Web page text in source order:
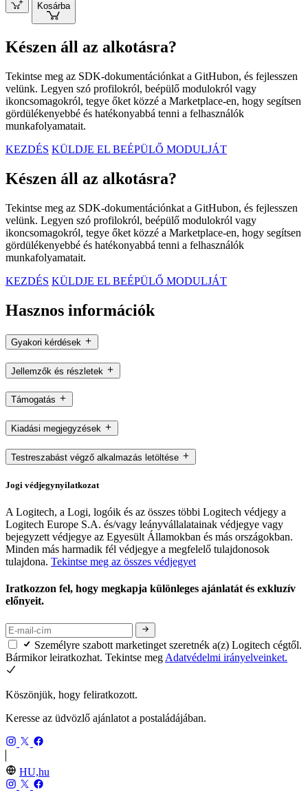
Kosárba
Készen áll az alkotásra?
Tekintse meg az SDK-dokumentációnkat a GitHubon, és fejlesszen
velünk. Legyen szó profilokról, beépülő modulokról vagy
ikoncsomagokról, tegye őket közzé a Marketplace-en, hogy segítsen
gördülékenyebbé és hatékonyabbá tenni a felhasználók
munkafolyamatait.
KEZDÉS KÜLDJE EL BEÉPÜLŐ MODULJÁT
Készen áll az alkotásra?
Tekintse meg az SDK-dokumentációnkat a GitHubon, és fejlesszen
velünk. Legyen szó profilokról, beépülő modulokról vagy
ikoncsomagokról, tegye őket közzé a Marketplace-en, hogy segítsen
gördülékenyebbé és hatékonyabbá tenni a felhasználók
munkafolyamatait.
KEZDÉS KÜLDJE EL BEÉPÜLŐ MODULJÁT
Hasznos információk
Gyakori kérdések
Jellemzők és részletek
Támogatás
Kiadási megjegyzések
Testreszabást végző alkalmazás letöltése
Jogi védjegynyilatkozat
A Logitech, a Logi, logóik és az összes többi Logitech védjegy a
Logitech Europe S.A. és/vagy leányvállalatainak védjegye vagy
bejegyzett védjegye az Egyesült Államokban és más országokban.
Minden más harmadik fél védjegye a megfelelő tulajdonosok
tulajdona. Tekintse meg az összes védjegyet
Iratkozzon fel, hogy megkapja különleges ajánlatát és exkluzív
előnyeit.
Személyre szabott marketinget szeretnék a(z) Logitech cégtől.
Bármikor leiratkozhat. Tekintse meg Adatvédelmi irányelveinket.
Köszönjük, hogy feliratkozott.
Keresse az üdvözlő ajánlatot a postaládájában.
HU,hu